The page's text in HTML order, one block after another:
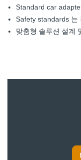
Standard car
Safety standards 는
맞춤형 솔루션 설계